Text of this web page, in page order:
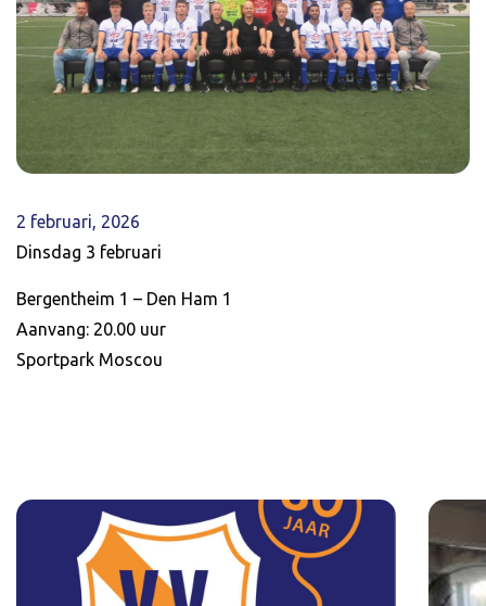
2 februari, 2026
Dinsdag 3 februari
Bergentheim 1 – Den Ham 1
Aanvang: 20.00 uur
Sportpark Moscou